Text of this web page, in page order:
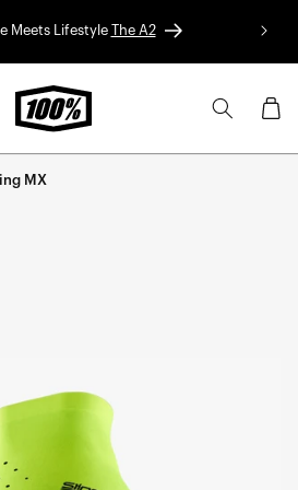
Meets Lifestyle The A2
Panier
MX